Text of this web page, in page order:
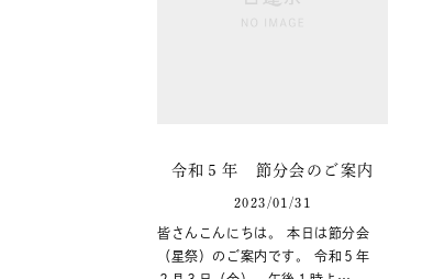
令和５年 節分会のご案内
2023/01/31
皆さんこんにちは。 本日は節分会
（星祭）のご案内です。 令和５年